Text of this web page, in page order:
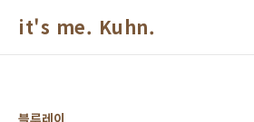
it's me. Kuhn.
블루레이